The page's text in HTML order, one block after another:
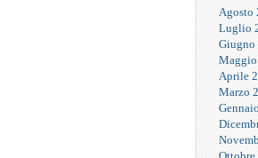
Agosto
Luglio
Giugno
Aprile
Marzo